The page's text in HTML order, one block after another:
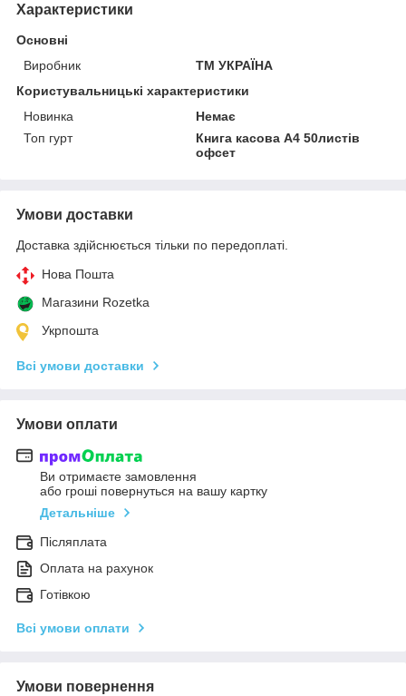
Характеристики
Основні
Виробник
ТМ УКРАЇНА
Користувальницькі характеристики
Новинка
Немає
Топ гурт
Книга касова А4 50листів
офсет
Умови доставки
Доставка здійснюється тільки по передоплаті.
Нова Пошта
Магазини Rozetka
Укрпошта
Всі умови доставки
Умови оплати
Ви отримаєте замовлення
або гроші повернуться на вашу картку
Детальніше
Післяплата
Оплата на рахунок
Готівкою
Всі умови оплати
Умови повернення